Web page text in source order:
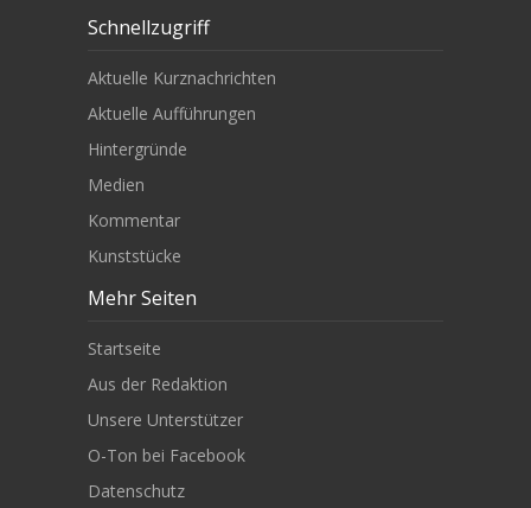
Schnellzugriff
Aktuelle Kurznachrichten
Aktuelle Aufführungen
Hintergründe
Medien
Kommentar
Kunststücke
Mehr Seiten
Startseite
Aus der Redaktion
Unsere Unterstützer
O-Ton bei Facebook
Datenschutz